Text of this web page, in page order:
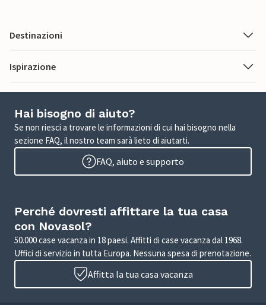
Destinazioni
Ispirazione
Hai bisogno di aiuto?
Se non riesci a trovare le informazioni di cui hai bisogno nella
sezione FAQ, il nostro team sarà lieto di aiutarti.
FAQ, aiuto e supporto
Perché dovresti affittare la tua casa
con Novasol?
50.000 case vacanza in 18 paesi. Affitti di case vacanza dal 1968.
Uffici di servizio in tutta Europa. Nessuna spesa di prenotazione.
Affitta la tua casa vacanza